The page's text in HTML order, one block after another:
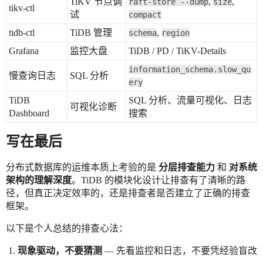
tikv-ctl
试
raft-store --dump size
compact
tidb-ctl TiDB 管理 schema, region
Grafana 监控大盘 TiDB / PD / TiKV-Details
慢查询日志 SQL 分析
information_schema.slow_qu
ery
TiDB
Dashboard
可视化诊断
SQL 分析、流量可视化、日志
搜索
写在最后
分布式数据库的运维本质上考验的是 分层排查能力 和 对系统
架构的理解深度。TiDB 的模块化设计让排查有了清晰的路
径，但真正决定效率的，还是排查者是否建立了正确的排查
框架。
以下是个人总结的排查心法：
现象驱动，不要猜测 — 先看监控和日志，不要凭经验盲改